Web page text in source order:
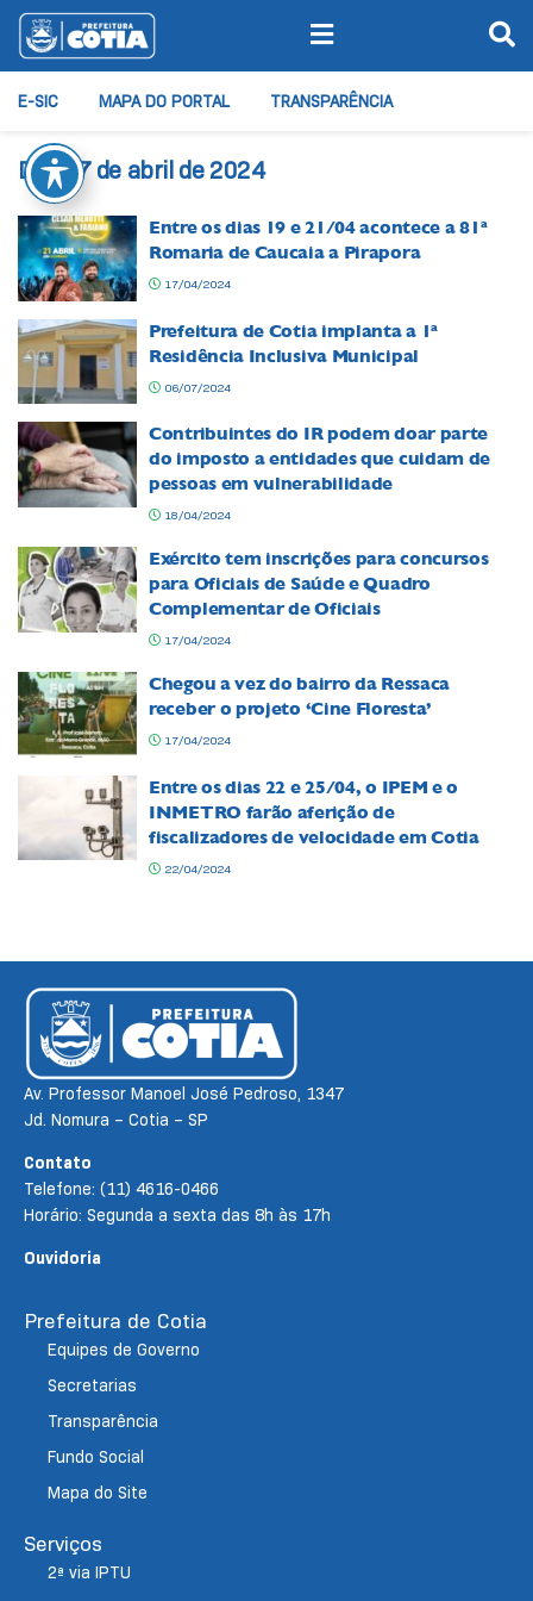
E-SIC MAPA DO PORTAL TRANSPARÊNCIA
Dia:17 de abril de 2024
Entre os dias 19 e 21/04 acontece a 81ª
Romaria de Caucaia a Pirapora
17/04/2024
Prefeitura de Cotia implanta a 1ª
Residência Inclusiva Municipal
06/07/2024
Contribuintes do IR podem doar parte
do imposto a entidades que cuidam de
pessoas em vulnerabilidade
18/04/2024
Exército tem inscrições para concursos
para Oficiais de Saúde e Quadro
Complementar de Oficiais
17/04/2024
Chegou a vez do bairro da Ressaca
receber o projeto ‘Cine Floresta’
17/04/2024
Entre os dias 22 e 25/04, o IPEM e o
INMETRO farão aferição de
fiscalizadores de velocidade em Cotia
22/04/2024
Av. Professor Manoel José Pedroso, 1347
Jd. Nomura – Cotia – SP
Contato
Telefone: (11) 4616-0466
Horário: Segunda a sexta das 8h às 17h
Ouvidoria
Prefeitura de Cotia
Equipes de Governo
Secretarias
Transparência
Fundo Social
Mapa do Site
Serviços
2ª via IPTU